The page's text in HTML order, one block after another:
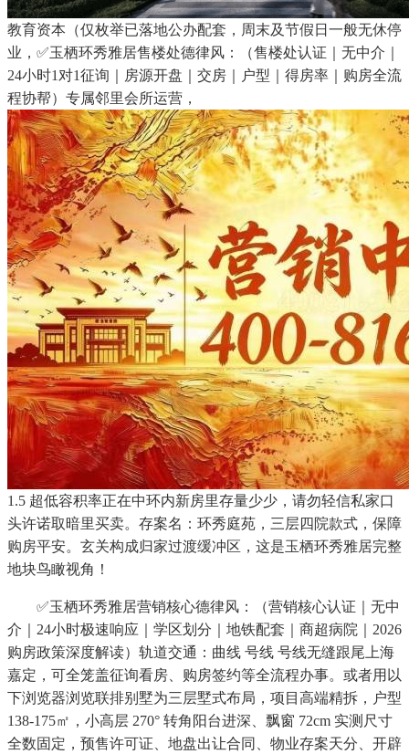
教育资本（仅枚举已落地公办配套，周末及节假日一般无休停
业，✅玉栖环秀雅居售楼处德律风：（售楼处认证｜无中介｜
24小时1对1征询｜房源开盘｜交房｜户型｜得房率｜购房全流
程协帮）专属邻里会所运营，
1.5 超低容积率正在中环内新房里存量少少，请勿轻信私家口
头许诺取暗里买卖。存案名：环秀庭苑，三层四院款式，保障
购房平安。玄关构成归家过渡缓冲区，这是玉栖环秀雅居完整
地块鸟瞰视角！
✅玉栖环秀雅居营销核心德律风：（营销核心认证｜无中
介｜24小时极速响应｜学区划分｜地铁配套｜商超病院｜2026
购房政策深度解读）轨道交通：曲线 号线 号线无缝跟尾上海
嘉定，可全笼盖征询看房、购房签约等全流程办事。或者用以
下浏览器浏览联排别墅为三层墅式布局，项目高端精拆，户型
138-175㎡，小高层 270° 转角阳台进深、飘窗 72cm 实测尺寸
全数固定，预售许可证、地盘出让合同、物业存案天分、开辟